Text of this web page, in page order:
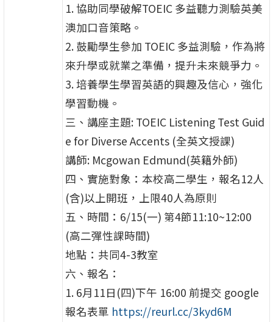
1. 協助同學破解TOEIC 多益聽力測驗英美
澳加口音策略。
2. 鼓勵學生參加 TOEIC 多益測驗，作為將
來升學或就業之準備，提升未來競爭力。
3. 培養學生學習英語的興趣及信心，強化
學習動機。
三、講座主題: TOEIC Listening Test Guid
e for Diverse Accents (全英文授課)
講師: Mcgowan Edmund(英籍外師)
四、實施對象：本校高二學生，報名12人
(含)以上開班，上限40人為原則
五、時間：6/15(一) 第4節11:10~12:00
(高二彈性課時間)
地點：共同4-3教室
六、報名：
1. 6月11日(四)下午 16:00 前提交 google
報名表單 https://reurl.cc/3kyd6M